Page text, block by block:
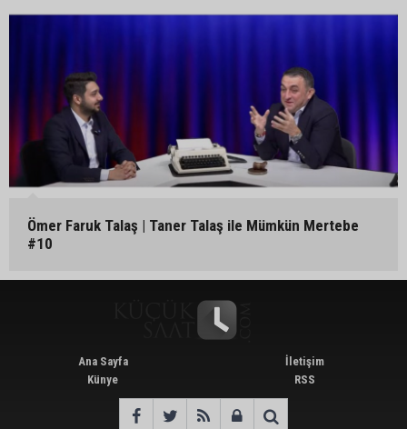
Ömer Faruk Talaş | Taner Talaş ile Mümkün Mertebe
#10
Ana Sayfa
Künye
İletişim
RSS